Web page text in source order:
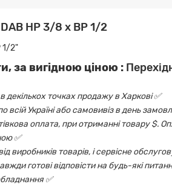
НР 3/8 х ВР 1/2
1/2"
за вигідною ціною :
декількох точках продажу в Харкові ✅
всій Україні або самовивіз в день
оплата, при отриманні товару $.
✅
виробників товарів, і сервісне
готові відповісти на будь-які
✅